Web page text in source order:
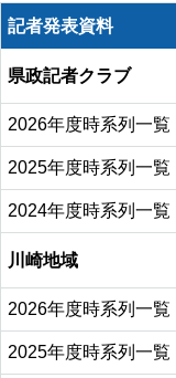
記者発表資料
県政記者クラブ
2026年度時系列一覧
2025年度時系列一覧
2024年度時系列一覧
川崎地域
2026年度時系列一覧
2025年度時系列一覧